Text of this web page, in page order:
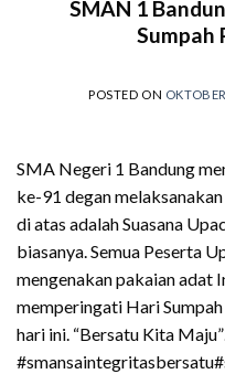
SMAN 1
Sumpah
POSTED ON
SMA Negeri 1 Bandung
ke-91 degan
di atas adalah Suasana
biasanya. Semua Peserta
mengenakan pakaian adat
memperingati Hari
hari ini. “Bersatu Kita